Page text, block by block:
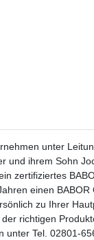
unter
und ihrem Sohn
zertifiziertes
einen BABOR
zu Ihrer
richtigen
unter Tel. 02801-